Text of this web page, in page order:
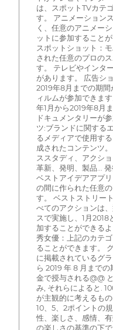
は、スポットTVカテ
す。 アニメーション
く、任意のアニメー
ットに参加すること
スポットショット：
された任意のプロの
す。 テレビやインタ
があります。 広告シ
2019年8月までの期
ィルムが参加できま
年1月から2019年8月
ドキュメンタリーが
ツ:ブランドに関する
るメディアで使用す
成されたコンテンツ
ススタディ、アクシ
革新、発明、製品...
ベストアイデアアプ
の間に作られた任意
す。 ベストストリー
べてのアクションは
スで実施し、1月
加することができる
秀女優：上記のカテ
ることができます。
に掲載されているグ
ら 2019 年 8 月まで
金で授与される@@
み, それらによると.
が主観的に考えるも
10、5、2ポイントの
性、楽しさ、感情、
の楽しさの基準の下